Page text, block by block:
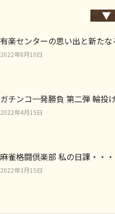
有楽センターの思い出と新たな
2022年8月10日
ガチンコ一発勝負 第二弾 輪投
2022年4月15日
麻雀格闘倶楽部 私の日課・・
2022年3月15日